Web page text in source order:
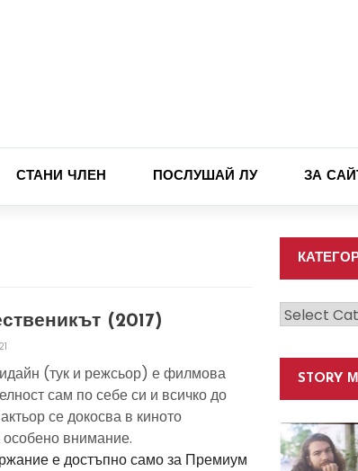
СТАНИ ЧЛЕН ПОСЛУШАЙ ЛУ ЗА
(2017)
(тук и режсьор) е филмова
сам по себе си и всичко до
се докосва в киното
внимание.
е достъпно само за Премиум
Категории
STORY